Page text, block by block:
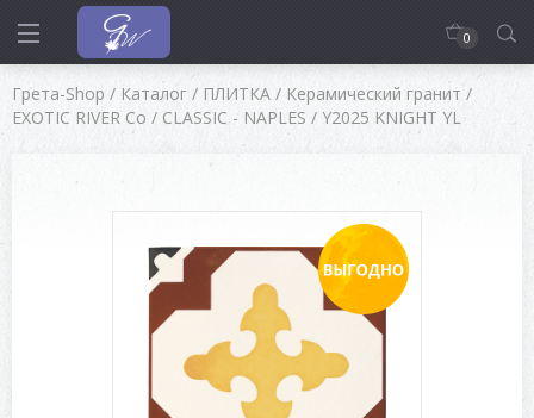
0
Грета-Shop / Каталог / ПЛИТКА / Керамический гранит /
EXOTIC RIVER Co / CLASSIC - NAPLES / Y2025 KNIGHT YL